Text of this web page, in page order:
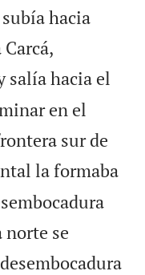
hacia
salía hacia el
en el
sur de
la formaba
norte se